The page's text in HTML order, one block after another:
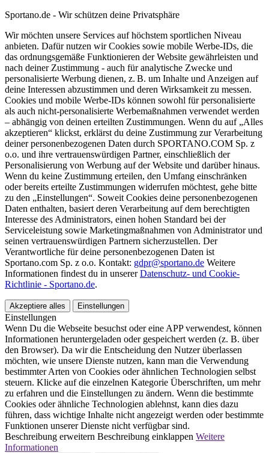
Sportano.de - Wir schützen deine Privatsphäre
Wir möchten unsere Services auf höchstem sportlichen Niveau
anbieten. Dafür nutzen wir Cookies sowie mobile Werbe-IDs, die
das ordnungsgemäße Funktionieren der Website gewährleisten und
nach deiner Zustimmung - auch für analytische Zwecke und
personalisierte Werbung dienen, z. B. um Inhalte und Anzeigen auf
deine Interessen abzustimmen und deren Wirksamkeit zu messen.
Cookies und mobile Werbe-IDs können sowohl für personalisierte
als auch nicht-personalisierte Werbemaßnahmen verwendet werden
– abhängig von deinen erteilten Zustimmungen. Wenn du auf „Alles
akzeptieren“ klickst, erklärst du deine Zustimmung zur Verarbeitung
deiner personenbezogenen Daten durch SPORTANO.COM Sp. z
o.o. und ihre vertrauenswürdigen Partner, einschließlich der
Personalisierung von Werbung auf der Website und darüber hinaus.
Wenn du keine Zustimmung erteilen, den Umfang einschränken
oder bereits erteilte Zustimmungen widerrufen möchtest, gehe bitte
zu den „Einstellungen“. Soweit Cookies deine personenbezogenen
Daten enthalten, basiert deren Verarbeitung auf dem berechtigten
Interesse des Administrators, einen hohen Standard bei der
Serviceleistung sowie Marketingmaßnahmen von Administrator und
seinen vertrauenswürdigen Partnern sicherzustellen. Der
Verantwortliche für deine personenbezogenen Daten ist
Sportano.com Sp. z o.o. Kontakt: gdpr@sportano.de Weitere
Informationen findest du in unsererDatenschutz- und Cookie-
Richtlinie - Sportano.de.
Akzeptiere alles Einstellungen
Einstellungen
Wenn Du die Webseite besuchst oder eine APP verwendest, können
Informationen heruntergeladen oder gespeichert werden (z. B. über
den Browser). Da wir die Entscheidung den Nutzer überlassen
möchten, wie unsere Dienste nutzen, kann man die Verwendung
bestimmter Arten von Cookies oder ähnlichen Technologien selbst
steuern. Klicke auf die einzelnen Kategorie Überschriften, um mehr
zu erfahren und die Einstellungen zu ändern. Wenn die bestimmte
Cookies oder ähnliche Technologien ablehnst, kann dies dazu
führen, dass wichtige Inhalte nicht angezeigt werden oder bestimmte
Funktionen unserer Dienste nicht verfügbar sind.
Beschreibung erweitern Beschreibung einklappen Weitere
Informationen